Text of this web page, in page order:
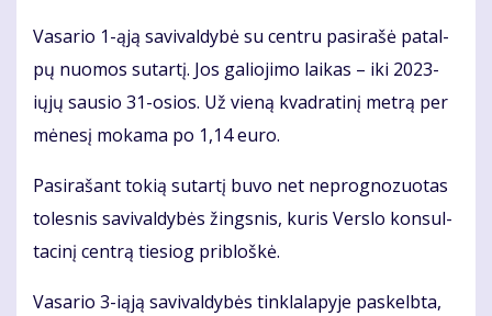
Va­sa­rio 1-ąją sa­vi­val­dy­bė su cen­tru pa­si­ra­šė pa­tal­
pų nuo­mos su­tar­tį. Jos ga­lio­ji­mo lai­kas – iki 2023-
ių­jų sau­sio 31-osios. Už vie­ną kvad­ra­ti­nį met­rą per
mė­ne­sį mo­ka­ma po 1,14 eu­ro.
Pa­si­ra­šant to­kią su­tar­tį bu­vo net ne­prog­no­zuo­tas
to­les­nis sa­vi­val­dy­bės žings­nis, ku­ris Ver­slo kon­sul­
ta­ci­nį cen­trą tie­siog pri­bloš­kė.
Va­sa­rio 3-iąją sa­vi­val­dy­bės tin­kla­la­py­je pa­skelb­ta,